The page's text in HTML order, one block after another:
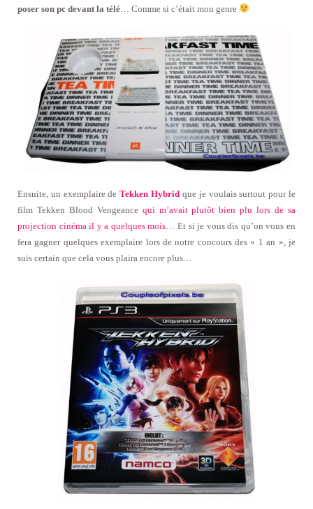
poser son pc devant la télé … Comme si c’était mon genre
Ensuite, un exemplaire deTekken Hybrid que je voulais surtout pour le
film Tekken Blood Vengeance qui m’avait plutôt bien plu lors de sa
projection cinéma il y a quelques mois … Et si je vous dis qu’on vous en
fera gagner quelques exemplaire lors de notre concours des « 1 an », je
suis certain que cela vous plaira encore plus…